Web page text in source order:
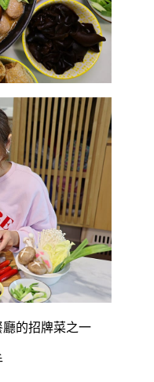
的招牌菜之一